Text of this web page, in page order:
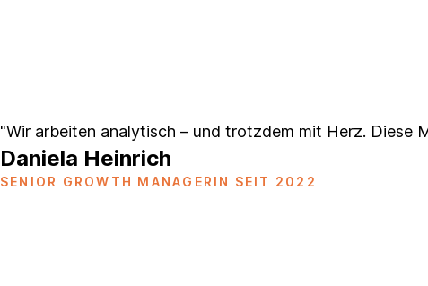
"Wir arbeiten analytisch – und trotzdem mit Herz. Diese
Daniela Heinrich
SENIOR GROWTH MANAGERIN SEIT 2022